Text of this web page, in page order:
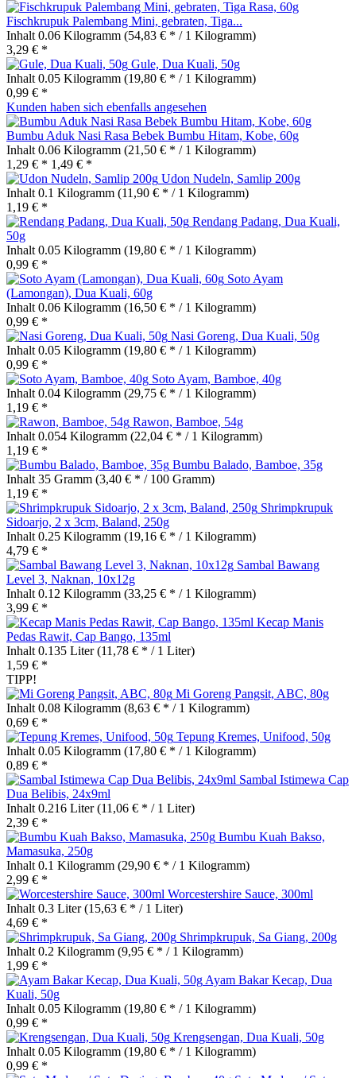
Fischkrupuk Palembang Mini, gebraten, Tiga...
Inhalt 0.06 Kilogramm (54,83 € * / 1 Kilogramm)
3,29 € *
Gule, Dua Kuali, 50g
Inhalt 0.05 Kilogramm (19,80 € * / 1 Kilogramm)
0,99 € *
Kunden haben sich ebenfalls angesehen
Bumbu Aduk Nasi Rasa Bebek Bumbu Hitam, Kobe, 60g
Inhalt 0.06 Kilogramm (21,50 € * / 1 Kilogramm)
1,29 € * 1,49 € *
Udon Nudeln, Samlip 200g
Inhalt 0.1 Kilogramm (11,90 € * / 1 Kilogramm)
1,19 € *
Rendang Padang, Dua Kuali,
50g
Inhalt 0.05 Kilogramm (19,80 € * / 1 Kilogramm)
0,99 € *
Soto Ayam
(Lamongan), Dua Kuali, 60g
Inhalt 0.06 Kilogramm (16,50 € * / 1 Kilogramm)
0,99 € *
Nasi Goreng, Dua Kuali, 50g
Inhalt 0.05 Kilogramm (19,80 € * / 1 Kilogramm)
0,99 € *
Soto Ayam, Bamboe, 40g
Inhalt 0.04 Kilogramm (29,75 € * / 1 Kilogramm)
1,19 € *
Rawon, Bamboe, 54g
Inhalt 0.054 Kilogramm (22,04 € * / 1 Kilogramm)
1,19 € *
Bumbu Balado, Bamboe, 35g
Inhalt 35 Gramm (3,40 € * / 100 Gramm)
1,19 € *
Shrimpkrupuk
Sidoarjo, 2 x 3cm, Baland, 250g
Inhalt 0.25 Kilogramm (19,16 € * / 1 Kilogramm)
4,79 € *
Sambal Bawang
Level 3, Naknan, 10x12g
Inhalt 0.12 Kilogramm (33,25 € * / 1 Kilogramm)
3,99 € *
Kecap Manis
Pedas Rawit, Cap Bango, 135ml
Inhalt 0.135 Liter(11,78 € * / 1 Liter)
1,59 € *
TIPP!
Mi Goreng Pangsit, ABC, 80g
Inhalt 0.08 Kilogramm (8,63 € * / 1 Kilogramm)
0,69 € *
Tepung Kremes, Unifood, 50g
Inhalt 0.05 Kilogramm (17,80 € * / 1 Kilogramm)
0,89 € *
Sambal Istimewa Cap
Dua Belibis, 24x9ml
Inhalt 0.216 Liter(11,06 € * / 1 Liter)
2,39 € *
Bumbu Kuah Bakso,
Mamasuka, 250g
Inhalt 0.1 Kilogramm (29,90 € * / 1 Kilogramm)
2,99 € *
Worcestershire Sauce, 300ml
Inhalt 0.3 Liter(15,63 € * / 1 Liter)
4,69 € *
Shrimpkrupuk, Sa Giang, 200g
Inhalt 0.2 Kilogramm (9,95 € * / 1 Kilogramm)
1,99 € *
Ayam Bakar Kecap, Dua
Kuali, 50g
Inhalt 0.05 Kilogramm (19,80 € * / 1 Kilogramm)
0,99 € *
Krengsengan, Dua Kuali, 50g
Inhalt 0.05 Kilogramm (19,80 € * / 1 Kilogramm)
0,99 € *